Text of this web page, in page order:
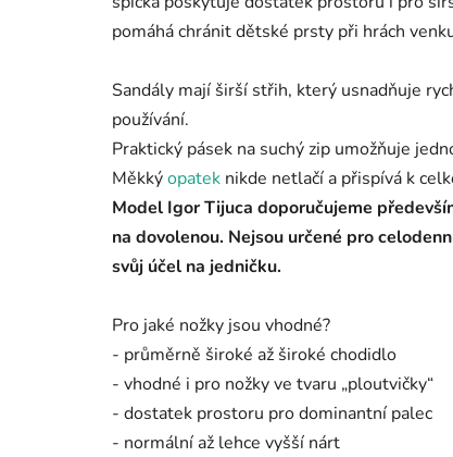
pomáhá chránit dětské prsty při hrách
Sandály mají širší střih, který usnadňuje
používání.
Praktický pásek na suchý zip umožňuje
Měkkýopatek nikde netlačí a přispívá k
Model Igor Tijuca doporučujeme
na dovolenou. Nejsou určené pro
svůj účel na jedničku.
Pro jaké nožky jsou vhodné?
- průměrně široké až široké chodidlo
- vhodné i pro nožky ve tvaru „ploutvičky“
- dostatek prostoru pro dominantní palec
- normální až lehce vyšší nárt